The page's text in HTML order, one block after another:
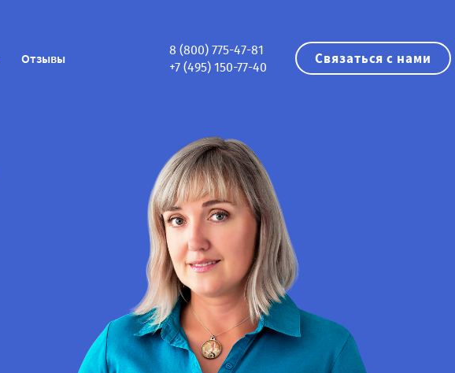
Отзывы Связаться с нами
8 (800) 775-47-81
+7 (495) 150-77-40